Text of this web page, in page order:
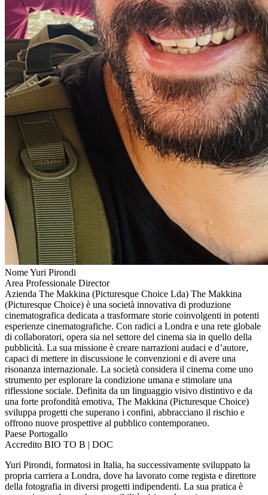
NomeYuri Pirondi
Area Professionale Director
Azienda The Makkina (Picturesque Choice Lda) The Makkina
(Picturesque Choice) è una società innovativa di produzione
cinematografica dedicata a trasformare storie coinvolgenti in potenti
esperienze cinematografiche. Con radici a Londra e una rete globale
di collaboratori, opera sia nel settore del cinema sia in quello della
pubblicità. La sua missione è creare narrazioni audaci e d’autore,
capaci di mettere in discussione le convenzioni e di avere una
risonanza internazionale. La società considera il cinema come uno
strumento per esplorare la condizione umana e stimolare una
riflessione sociale. Definita da un linguaggio visivo distintivo e da
una forte profondità emotiva, The Makkina (Picturesque Choice)
sviluppa progetti che superano i confini, abbracciano il rischio e
offrono nuove prospettive al pubblico contemporaneo.
Paese Portogallo
Accredito BIO TO B | DOC
Yuri Pirondi, formatosi in Italia, ha successivamente sviluppato la
propria carriera a Londra, dove ha lavorato come regista e direttore
della fotografia in diversi progetti indipendenti. La sua pratica è